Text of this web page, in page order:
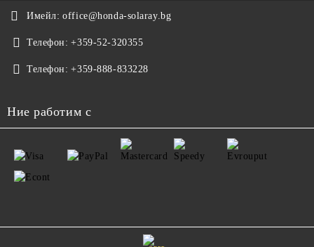
Имейл: office@honda-solaray.bg
Телефон: +359-52-320355
Телефон: +359-888-833228
Ние работим с